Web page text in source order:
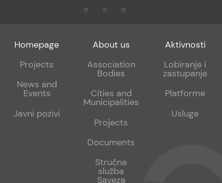
Footer
menu
Homepage
Projects
News and
Events
Javni pozivi
Footer
sub
About us
Association
Bodies
Cities and
Municipalities
Projects
Documents
Stručna
služba
Saveza
Footer
sub
Aktivnosti
Lobiranje i
zastupanje
Platforme
Usluge